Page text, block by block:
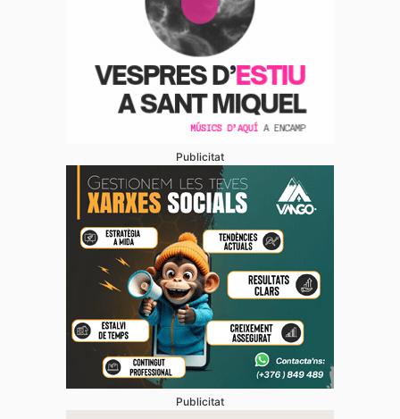
Publicitat
Publicitat